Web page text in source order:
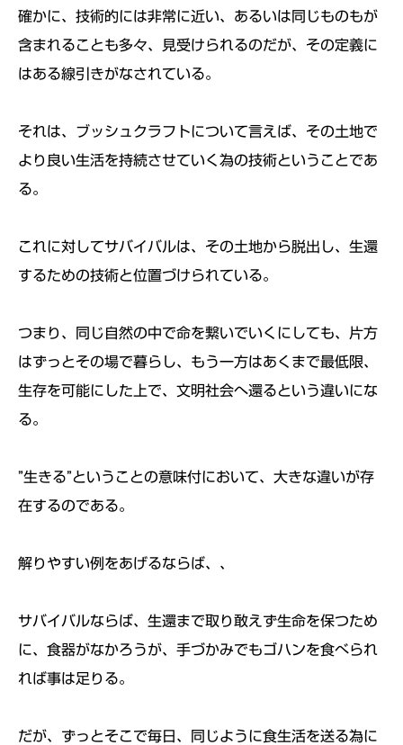
確かに、技術的には非常に近い、あるいは同じものもが
含まれることも多々、見受けられるのだが、その定義に
はある線引きがなされている。
それは、ブッシュクラフトについて言えば、その土地で
より良い生活を持続させていく為の技術ということであ
る。
これに対してサバイバルは、その土地から脱出し、生還
するための技術と位置づけられている。
つまり、同じ自然の中で命を繋いでいくにしても、片方
はずっとその場で暮らし、もう一方はあくまで最低限、
生存を可能にした上で、文明社会へ還るという違いにな
る。
”生きる”ということの意味付において、大きな違いが存
在するのである。
解りやすい例をあげるならば、、
サバイバルならば、生還まで取り敢えず生命を保つため
に、食器がなかろうが、手づかみでもゴハンを食べられ
れば事は足りる。
だが、ずっとそこで毎日、同じように食生活を送る為に